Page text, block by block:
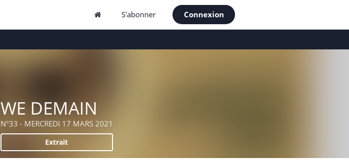
S'abonner Connexion
WE DEMAIN
N°33 - MERCREDI 17 MARS 2021
Extrait